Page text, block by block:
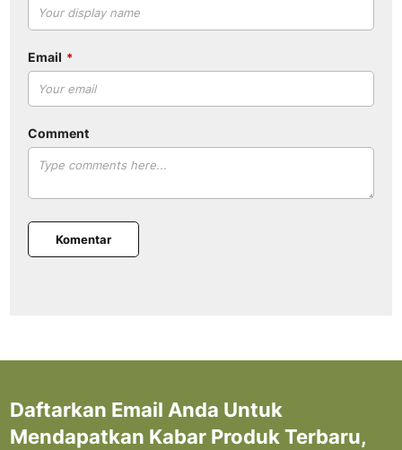
Email
Comment
Komentar
Daftarkan Email Anda Untuk
Mendapatkan Kabar Produk Terbaru,